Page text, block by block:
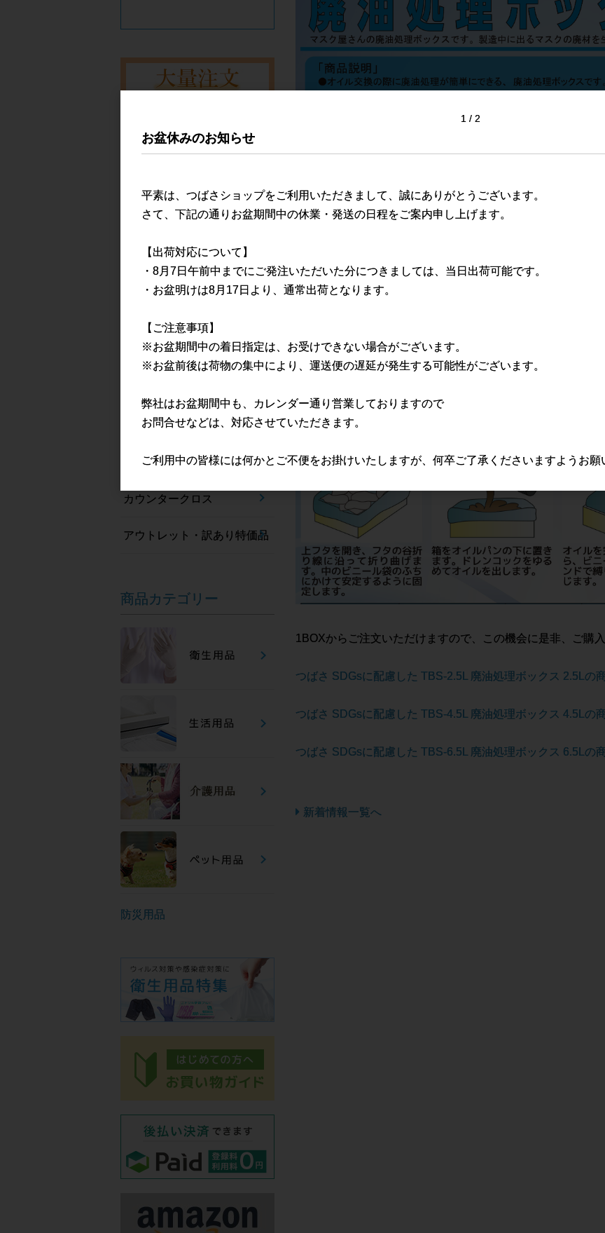
1BOXからご注文いただけますので、この機会に是非、ご購
つばさ SDGsに配慮した TBS-2.5L 廃油処理ボックス 2.5Lの
つばさ SDGsに配慮した TBS-4.5L 廃油処理ボックス 4.5Lの
つばさ SDGsに配慮した TBS-6.5L 廃油処理ボックス 6.5Lの
新着情報一覧へ
商品カテゴリー
プラスチックエプロン
ギャザーキャップ
マイクロファイバー
カウンタークロス
アウトレット・訳あり特価品
商品カテゴリー
防災用品
1 2
お盆休みのお知らせ
平素は、つばさショップをご利用いただきまして、誠にありがとうございます。
さて、下記の通りお盆期間中の休業・発送の日程をご案内申し上げます。
【出荷対応について】
・8月7日午前中までにご発注いただいた分につきましては、当日出荷可能です。
・お盆明けは8月17日より、通常出荷となります。
【ご注意事項】
※お盆期間中の着日指定は、お受けできない場合がございます。
※お盆前後は荷物の集中により、運送便の遅延が発生する可能性がございます。
弊社はお盆期間中も、カレンダー通り営業しておりますので
お問合せなどは、対応させていただきます。
ご利用中の皆様には何かとご不便をお掛けいたしますが、何卒ご了承くださいますようお願